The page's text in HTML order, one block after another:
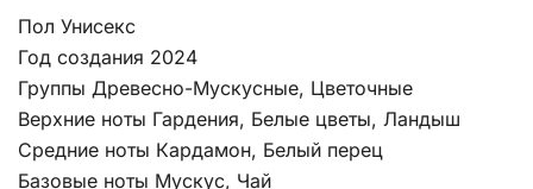
Пол Унисекс
Год создания 2024
Группы Древесно-Мускусные, Цветочные
Верхние ноты Гардения, Белые цветы, Ландыш
Средние ноты Кардамон, Белый перец
Базовые ноты Мускус, Чай